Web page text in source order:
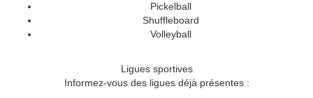
Pickelball
Shuffleboard
Volleyball
Ligues sportives
Informez-vous des ligues déjà présentes :